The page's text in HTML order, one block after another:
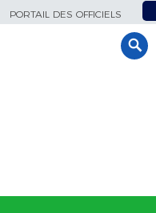
PORTAIL DES OFFICIELS